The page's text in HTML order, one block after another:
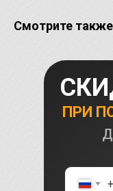
Смотрите также
ПРИ